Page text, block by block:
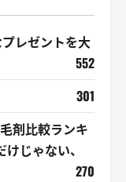
レゼントを大
552
301
剤比較ランキ
じゃない、
270